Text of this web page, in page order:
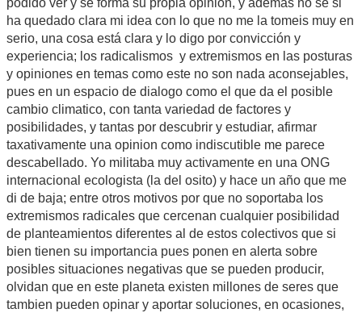
podido ver y se forma su propia opinion, y ademas no se si
ha quedado clara mi idea con lo que no me la tomeis muy en
serio, una cosa está clara y lo digo por convicción y
experiencia; los radicalismos y extremismos en las posturas
y opiniones en temas como este no son nada aconsejables,
pues en un espacio de dialogo como el que da el posible
cambio climatico, con tanta variedad de factores y
posibilidades, y tantas por descubrir y estudiar, afirmar
taxativamente una opinion como indiscutible me parece
descabellado. Yo militaba muy activamente en una ONG
internacional ecologista (la del osito) y hace un año que me
di de baja; entre otros motivos por que no soportaba los
extremismos radicales que cercenan cualquier posibilidad
de planteamientos diferentes al de estos colectivos que si
bien tienen su importancia pues ponen en alerta sobre
posibles situaciones negativas que se pueden producir,
olvidan que en este planeta existen millones de seres que
tambien pueden opinar y aportar soluciones, en ocasiones,